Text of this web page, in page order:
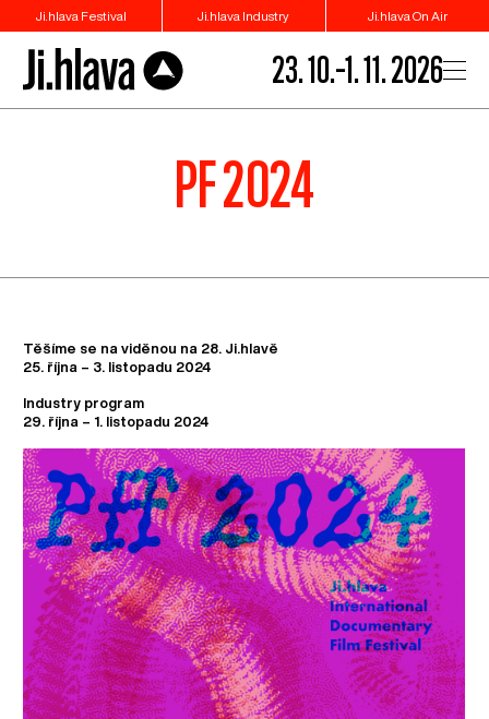
Ji.hlava Festival Ji.hlava Industry Ji.hlava On Air
23. 10.–1. 11. 2026
PF 2024
Těšíme se na viděnou na 28. Ji.hlavě
25. října – 3. listopadu 2024
Industry program
29. října – 1. listopadu 2024